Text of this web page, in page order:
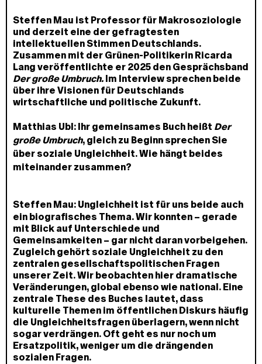
Steffen Mau ist Professor für Makrosoziologie
und derzeit eine der gefragtesten
intellektuellen Stimmen Deutschlands.
Zusammen mit der Grünen-Politikerin Ricarda
Lang veröffentlichte er 2025 den Gesprächsband
Der große Umbruch. Im Interview sprechen beide
über ihre Visionen für Deutschlands
wirtschaftliche und politische Zukunft.
Matthias Ubl: Ihr gemeinsames Buch heißt Der
große Umbruch, gleich zu Beginn sprechen Sie
über soziale Ungleichheit. Wie hängt beides
miteinander zusammen?
Steffen Mau:Ungleichheit ist für uns beide auch
ein biografisches Thema. Wir konnten – gerade
mit Blick auf Unterschiede und
Gemeinsamkeiten – gar nicht daran vorbeigehen.
Zugleich gehört soziale Ungleichheit zu den
zentralen gesellschaftspolitischen Fragen
unserer Zeit. Wir beobachten hier dramatische
Veränderungen, global ebenso wie national. Eine
zentrale These des Buches lautet, dass
kulturelle Themen im öffentlichen Diskurs häufig
die Ungleichheitsfragen überlagern, wenn nicht
sogar verdrängen. Oft geht es nur noch um
Ersatzpolitik, weniger um die drängenden
sozialen Fragen.